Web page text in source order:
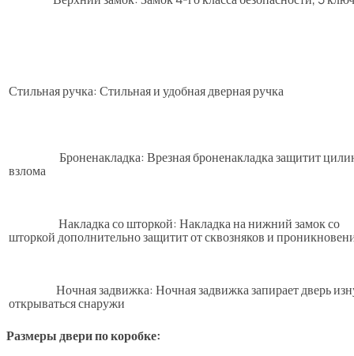
Стильная ручка: Стильная и удобная дверная ручка
Броненакладка: Врезная броненакладка защитит
взлома
Накладка со шторкой: Накладка на нижний замок со
шторкой дополнительно защитит от сквозняков и
Ночная задвижка: Ночная задвижка запирает дверь
открываться снаружи
Размеры двери по коробке: